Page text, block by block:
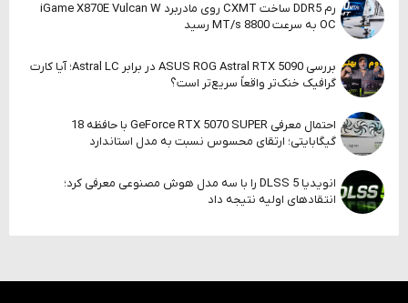
رم DDR5 ساخت CXMT روی مادربرد iGame X870E Vulcan W
OC به سرعت 8800 MT/s رسید
بررسی ASUS ROG Astral RTX 5090 در برابر Astral LC؛ آیا کارت
گرافیک خنک‌تر واقعاً سریع‌تر است؟
احتمال معرفی GeForce RTX 5070 SUPER با حافظه 18
گیگابایتی؛ ارتقای محسوس نسبت به مدل استاندارد
انویدیا DLSS 5 را با سه مدل هوش مصنوعی معرفی کرد؛
انتقادهای اولیه نتیجه داد